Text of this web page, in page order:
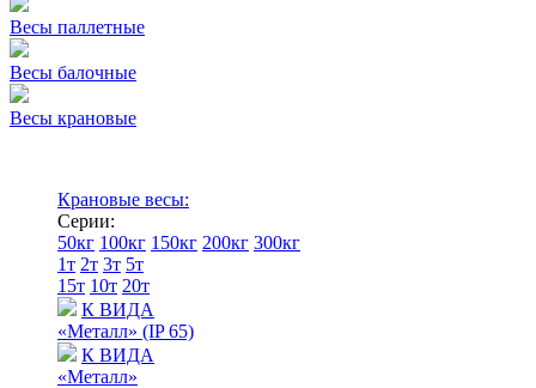
Весы паллетные
Весы балочные
Весы крановые
Крановые весы:
Серии:
50кг 100кг 150кг 200кг 300кг
1т 2т 3т 5т
15т 10т 20т
К ВИДА
«Металл» (IP 65)
К ВИДА
«Металл»